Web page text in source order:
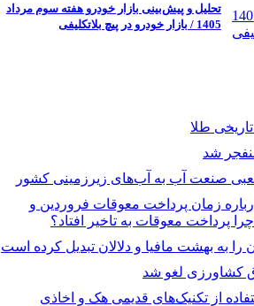
تحلیل و پیش‌بینی بازار خودرو هفته سوم مرداد
1405 / بازار خودرو در پیچ بلاتکلیفی
طلا
شد
زمان پرداخت معوقات فروردین و
پرداخت معوقات به تاخیر افتاد؟
را به بهشت مافیا و دلالان تبدیل کرده است
کشاورزی لغو شد
از تکنیک‌های قدیمی هک و اخاذی